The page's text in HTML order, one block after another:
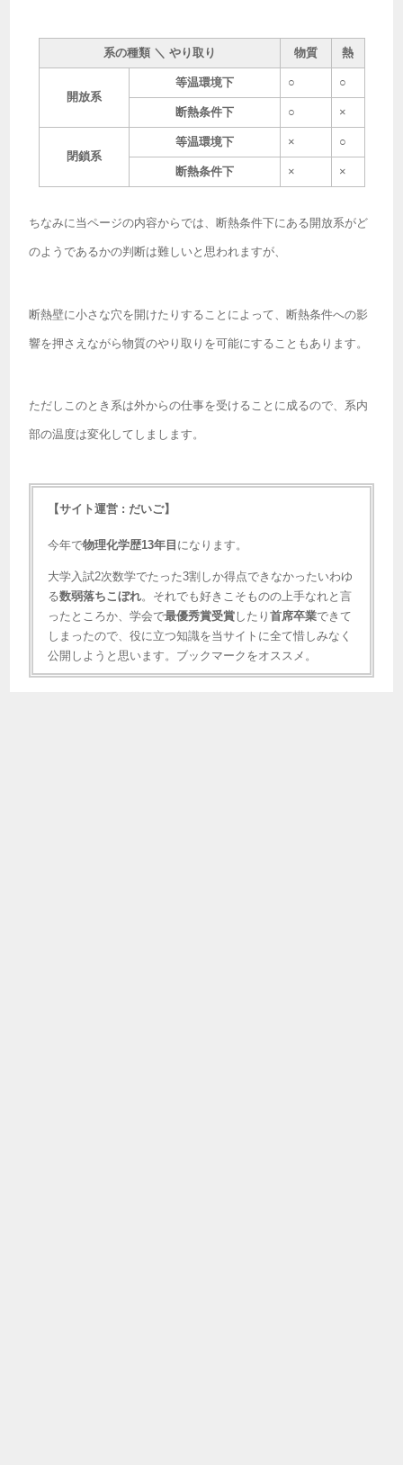
系の種類 ＼ やり取り 物質 熱
開放系
等温環境下 ○ ○
断熱条件下 ○ ×
閉鎖系
等温環境下 × ○
断熱条件下 × ×
ちなみに当ページの内容からでは、断熱条件下にある開放系がど
のようであるかの判断は難しいと思われますが、
断熱壁に小さな穴を開けたりすることによって、断熱条件への影
響を押さえながら物質のやり取りを可能にすることもあります。
ただしこのとき系は外からの仕事を受けることに成るので、系内
部の温度は変化してしまします。
【サイト運営 : だいご】
今年で物理化学歴13年目 になります。
大学入試2次数学でたった3割しか得点できなかったいわゆ
る数弱落ちこぼれ。それでも好きこそものの上手なれと言
ったところか、学会で最優秀賞受賞 したり首席卒業できて
しまったので、役に立つ知識を当サイトに全て惜しみなく
公開しようと思います。ブックマークをオススメ。